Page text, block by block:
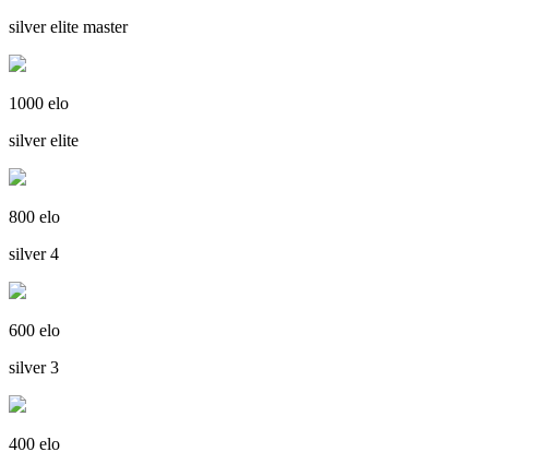
silver elite master
1000 elo
silver elite
800 elo
silver 4
600 elo
silver 3
400 elo